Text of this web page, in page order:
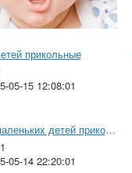
прикольные
05-15 12:08:01
Скачать фото маленьких детей прикольные
05-14 22:20:01